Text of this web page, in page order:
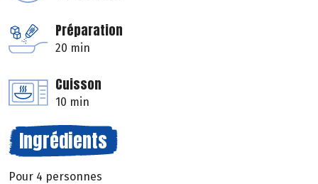
Préparation
20 min
Cuisson
10 min
Ingrédients
Pour 4 personnes